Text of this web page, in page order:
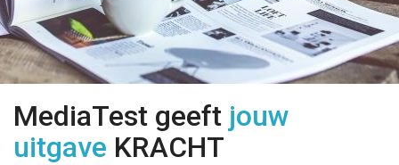
MediaTest geeft jouw
uitgave KRACHT